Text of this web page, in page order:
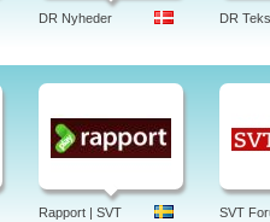
DR Nyheder DR
Rapport | SVT
SVT